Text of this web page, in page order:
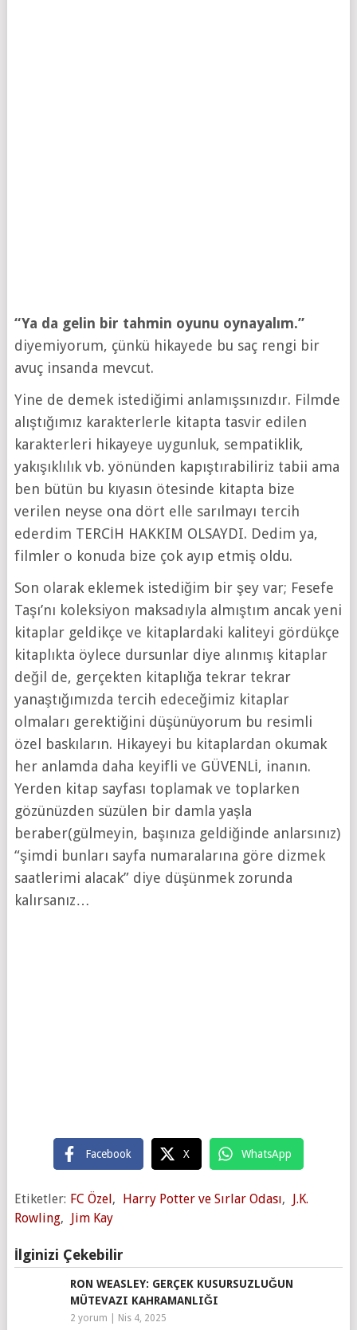
“Ya da gelin bir tahmin oyunu oynayalım.”
diyemiyorum, çünkü hikayede bu saç rengi bir
avuç insanda mevcut.
Yine de demek istediğimi anlamışsınızdır. Filmde
alıştığımız karakterlerle kitapta tasvir edilen
karakterleri hikayeye uygunluk, sempatiklik,
yakışıklılık vb. yönünden kapıştırabiliriz tabii ama
ben bütün bu kıyasın ötesinde kitapta bize
verilen neyse ona dört elle sarılmayı tercih
ederdim TERCİH HAKKIM OLSAYDI. Dedim ya,
filmler o konuda bize çok ayıp etmiş oldu.
Son olarak eklemek istediğim bir şey var; Fesefe
Taşı’nı koleksiyon maksadıyla almıştım ancak yeni
kitaplar geldikçe ve kitaplardaki kaliteyi gördükçe
kitaplıkta öylece dursunlar diye alınmış kitaplar
değil de, gerçekten kitaplığa tekrar tekrar
yanaştığımızda tercih edeceğimiz kitaplar
olmaları gerektiğini düşünüyorum bu resimli
özel baskıların. Hikayeyi bu kitaplardan okumak
her anlamda daha keyifli ve GÜVENLİ, inanın.
Yerden kitap sayfası toplamak ve toplarken
gözünüzden süzülen bir damla yaşla
beraber(gülmeyin, başınıza geldiğinde anlarsınız)
“şimdi bunları sayfa numaralarına göre dizmek
saatlerimi alacak” diye düşünmek zorunda
kalırsanız…
Facebook X WhatsApp
Etiketler: FC Özel, Harry Potter ve Sırlar Odası, J.K.
Rowling, Jim Kay
İlginizi Çekebilir
RON WEASLEY: GERÇEK KUSURSUZLUĞUN
MÜTEVAZI KAHRAMANLIĞI
2 yorum Nis 4, 2025